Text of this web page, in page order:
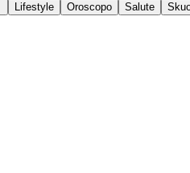
Lifestyle Oroscopo Salute